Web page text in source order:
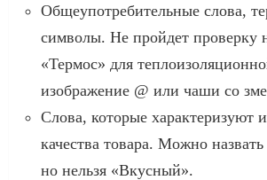
Общеупотребительные слова,
символы. Не пройдет проверку
«Термос» для
изображение @ или чаши со
Слова, которые характеризуют
качества товара. Можно
но нельзя «Вкусный».